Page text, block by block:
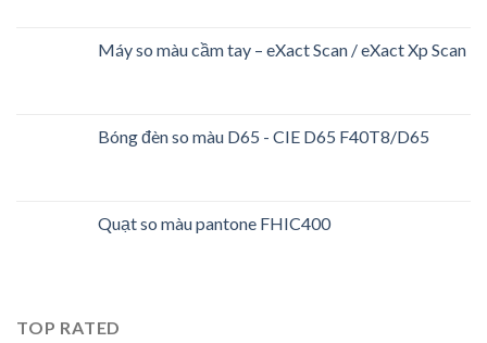
Máy so màu cầm tay – eXact Scan / eXact Xp Scan
Bóng đèn so màu D65 - CIE D65 F40T8/D65
Quạt so màu pantone FHIC400
TOP RATED